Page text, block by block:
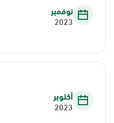
نوفمبر
2023
أكتوبر
2023